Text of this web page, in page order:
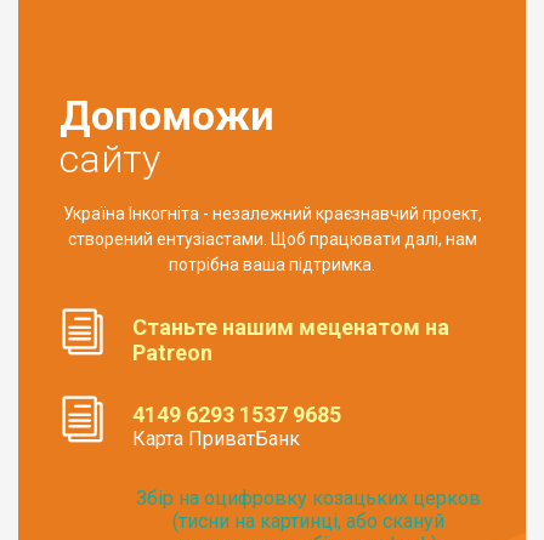
Допоможи
сайту
Україна Інкогніта - незалежний краєзнавчий проект,
створений ентузіастами. Щоб працювати далі, нам
потрібна ваша підтримка.
Станьте нашим меценатом на
Patreon
4149 6293 1537 9685
Карта ПриватБанк
Збір на оцифровку козацьких церков
(тисни на картинці, або скануй